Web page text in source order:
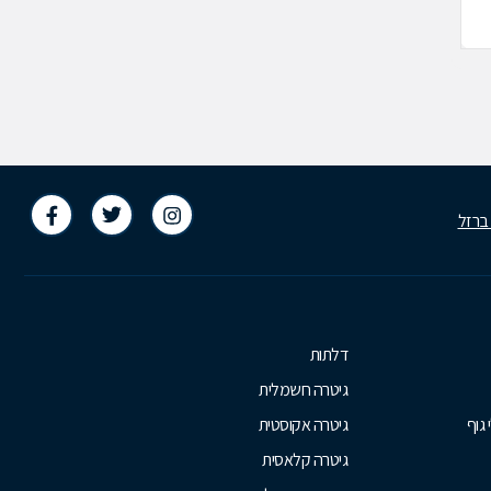
גוף
דלתות
גיטרה חשמלית
גיטרה אקוסטית
גיטרה קלאסית